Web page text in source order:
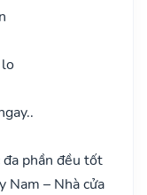
phần đều tốt
Nam – Nhà cửa